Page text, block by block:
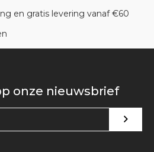
en gratis levering vanaf €60
onze nieuwsbrief